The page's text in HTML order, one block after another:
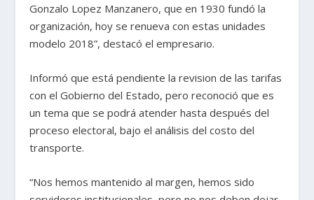
Gonzalo Lopez Manzanero, que en 1930 fundó la
organización, hoy se renueva con estas unidades
modelo 2018”, destacó el empresario.
Informó que está pendiente la revision de las tarifas
con el Gobierno del Estado, pero reconoció que es
un tema que se podrá atender hasta después del
proceso electoral, bajo el análisis del costo del
transporte.
“Nos hemos mantenido al margen, hemos sido